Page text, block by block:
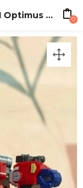
Mô hình lắp ráp Trumpeter MO-01 Optimus Prime Micro Operation 0